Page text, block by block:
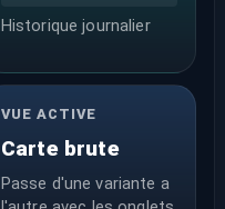
Historique journalier
VUE ACTIVE
Carte brute
Passe d'une variante a